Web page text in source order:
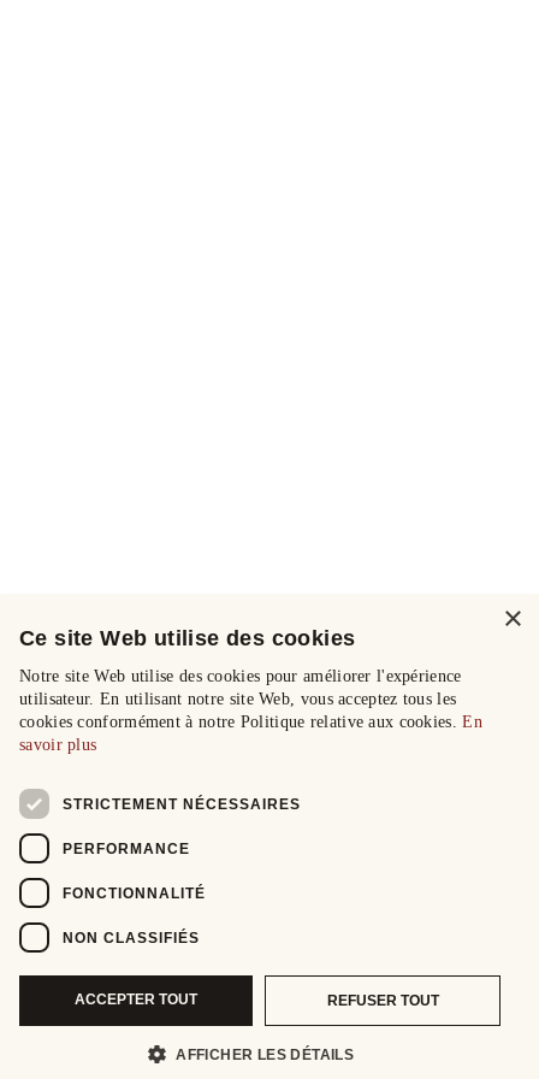
×
Ce site Web utilise des cookies
Notre site Web utilise des cookies pour améliorer l'expérience
utilisateur. En utilisant notre site Web, vous acceptez tous les
cookies conformément à notre Politique relative aux cookies.En
savoir plus
STRICTEMENT NÉCESSAIRES
PERFORMANCE
FONCTIONNALITÉ
NON CLASSIFIÉS
ACCEPTER TOUT REFUSER TOUT
AFFICHER LES DÉTAILS